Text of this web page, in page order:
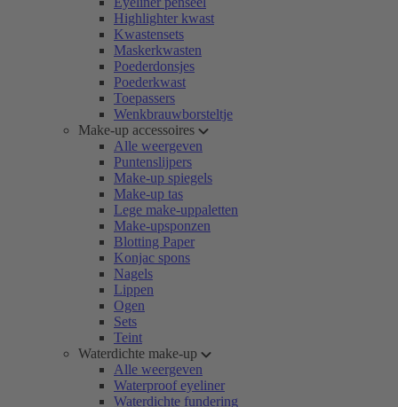
Highlighter kwast
Kwastensets
Maskerkwasten
Poederdonsjes
Poederkwast
Toepassers
Wenkbrauwborsteltje
Make-up accessoires
Alle weergeven
Puntenslijpers
Make-up spiegels
Make-up tas
Lege make-uppaletten
Make-upsponzen
Blotting Paper
Konjac spons
Nagels
Lippen
Ogen
Sets
Teint
Waterdichte make-up
Alle weergeven
Waterproof eyeliner
Waterdichte fundering